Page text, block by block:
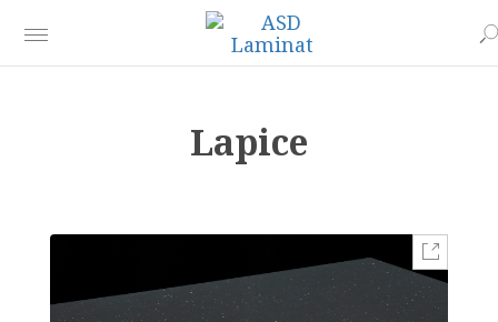
Lapice